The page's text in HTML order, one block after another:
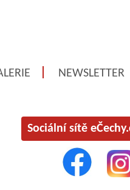
NEWSLETTER
Sociální sítě